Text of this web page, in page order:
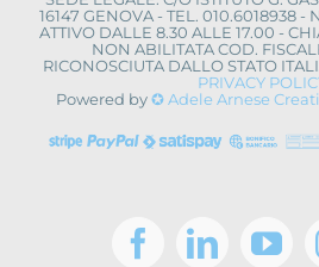
16147 GENOVA - TEL. 010.6018938 -
ATTIVO DALLE 8.30 ALLE 17.00 -
NON ABILITATA COD.
RICONOSCIUTA DALLO STATO
PRIVACY
Powered by✪ Adele Arnese
Facebook
LinkedIn